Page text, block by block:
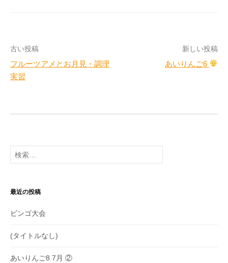
投
稿
ー
シ
ン
古い投稿
フルーツアメとお月見・調理
実習
新しい投稿
あいりんご6
検
索:
最近の投稿
ビンゴ大会
(タイトルなし)
あいりんご8 7月 ②